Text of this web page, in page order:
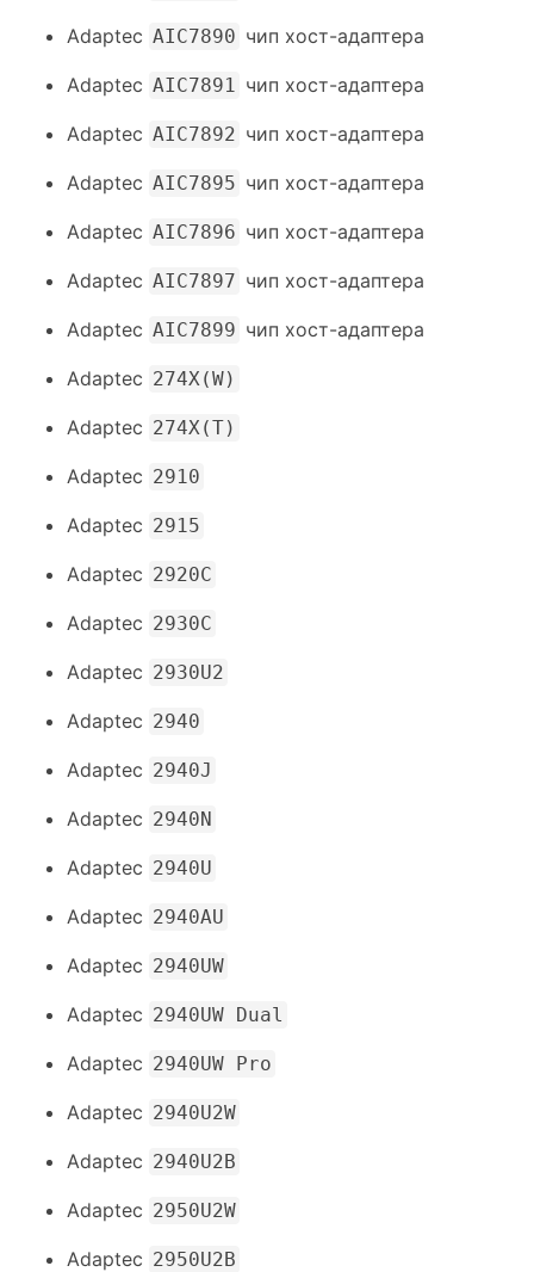
Adaptec AIC7890 чип хост-адаптера
Adaptec AIC7891 чип хост-адаптера
Adaptec AIC7892 чип хост-адаптера
Adaptec AIC7895 чип хост-адаптера
Adaptec AIC7896 чип хост-адаптера
Adaptec AIC7897 чип хост-адаптера
Adaptec AIC7899 чип хост-адаптера
Adaptec 274X(W)
Adaptec 274X(T)
Adaptec 2910
Adaptec 2915
Adaptec 2920C
Adaptec 2930C
Adaptec 2930U2
Adaptec 2940
Adaptec 2940J
Adaptec 2940N
Adaptec 2940U
Adaptec 2940AU
Adaptec 2940UW
Adaptec 2940UW Dual
Adaptec 2940UW Pro
Adaptec 2940U2W
Adaptec 2940U2B
Adaptec 2950U2W
Adaptec 2950U2B